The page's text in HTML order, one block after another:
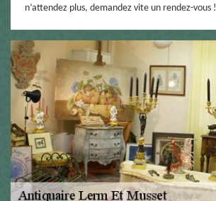
n’attendez plus, demandez vite un rendez-vous !